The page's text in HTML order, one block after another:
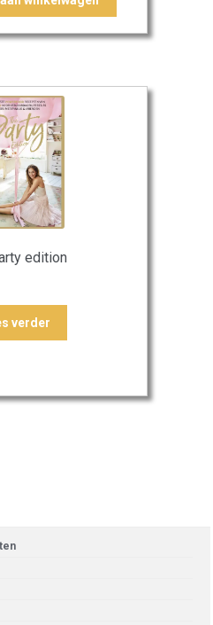
edition
verder